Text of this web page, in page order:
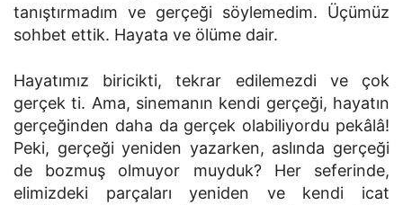
tanıştırmadım ve gerçeği söylemedim. Üçümüz
sohbet ettik. Hayata ve ölüme dair.
Hayatımız biricikti, tekrar edilemezdi ve çok
gerçek ti. Ama, sinemanın kendi gerçeği, hayatın
gerçeğinden daha da gerçek olabiliyordu pekâlâ!
Peki, gerçeği yeniden yazarken, aslında gerçeği
de bozmuş olmuyor muyduk? Her seferinde,
elimizdeki parçaları yeniden ve kendi icat